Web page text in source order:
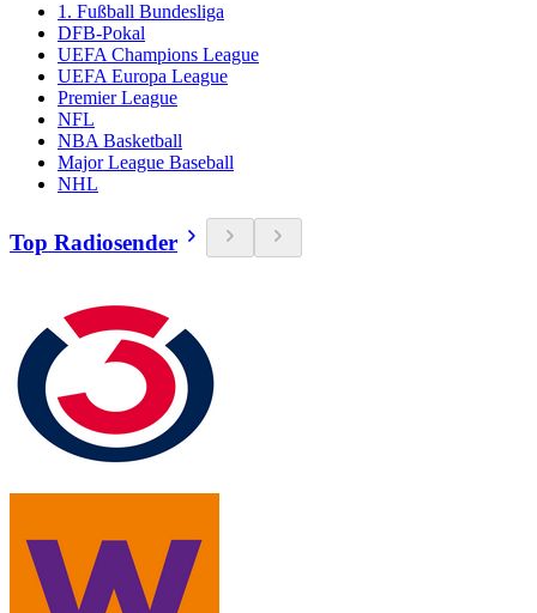
1. Fußball Bundesliga
DFB-Pokal
UEFA Champions League
UEFA Europa League
Premier League
NFL
NBA Basketball
Major League Baseball
NHL
Top Radiosender